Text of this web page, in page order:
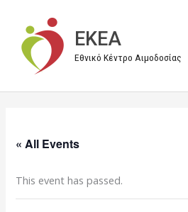
περιεχόμενο
EKEA
Εθνικό Κέντρο Αιμοδοσίας
« All Events
This event has passed.